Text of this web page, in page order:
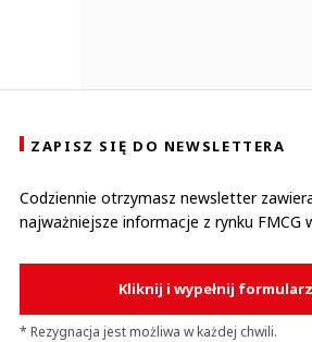
ZAPISZ SIĘ DO NEWSLETTERA
Codziennie otrzymasz newsletter
najważniejsze informacje z rynku FMCG
Kliknij i wypełnij formularz
* Rezygnacja jest możliwa w każdej chwili.